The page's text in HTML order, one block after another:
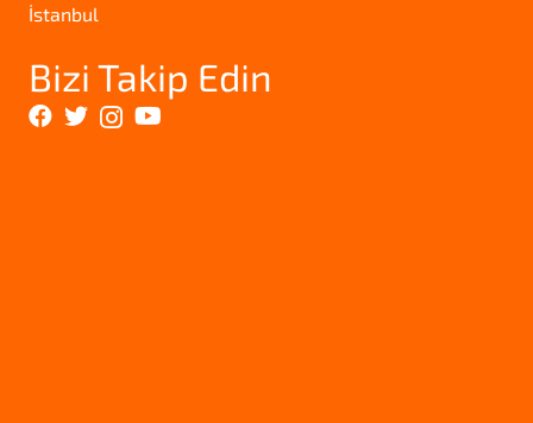
İstanbul
Bizi Takip Edin